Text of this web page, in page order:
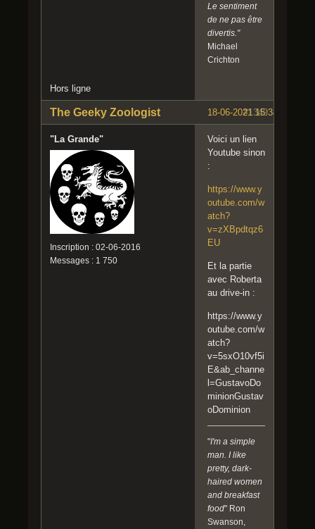
Le sentiment
de ne pas être
divertis."
Michael
Crichton
Hors ligne
#1349
18-06-2021 15:34:15
The Geeky Zoologist
"La Grande"
Inscription : 02-06-2016
Messages : 1 750
Voici un lien
Youtube sinon
:
https://www.y
outube.com/w
atch?
v=zXBpdtqz6
EU
Et la partie
avec Roberta
au drive-in :
https://www.y
outube.com/w
atch?
v=5sxO10vf5i
E&ab_channe
l=GustavoDo
minionGustav
oDominion
"I'm a simple
man. I like
pretty, dark-
haired women
and breakfast
food" Ron
Swanson,